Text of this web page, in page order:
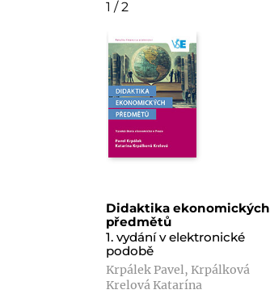
1 / 2
Didaktika ekonomických
předmětů
1. vydání v elektronické
podobě
Krpálek Pavel, Krpálková
Krelová Katarína